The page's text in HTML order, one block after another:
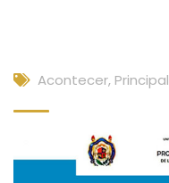
Acontecer, Principal